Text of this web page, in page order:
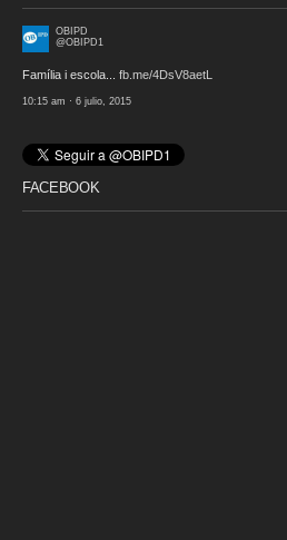
OBIPD
@OBIPD1
Família i escola... fb.me/4DsV8aetL
10:15 am · 6 julio, 2015
FACEBOOK